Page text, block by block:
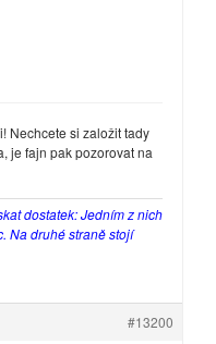
Nechcete si založit tady
je fajn pak pozorovat na
dostatek: Jedním z nich
Na druhé straně stojí
#13200